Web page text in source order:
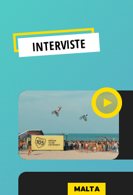
INTERVISTE
MALTA